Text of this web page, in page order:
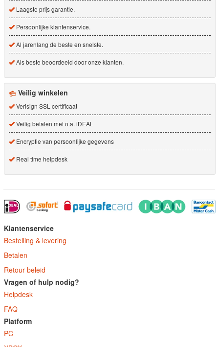
Laagste prijs garantie.
Persoonlijke klantenservice.
Al jarenlang de beste en snelste.
Als beste beoordeeld door onze klanten.
Veilig winkelen
Verisign SSL certificaat
Veilig betalen met o.a. iDEAL
Encryptie van persoonlijke gegevens
Real time helpdesk
Klantenservice
Bestelling & levering
Betalen
Retour beleid
Vragen of hulp nodig?
Helpdesk
FAQ
Platform
PC